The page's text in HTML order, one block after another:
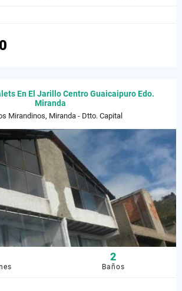
En El Jarillo Centro Guaicaipuro Edo.
Miranda
Mirandinos, Miranda - Dtto. Capital
2
Baños